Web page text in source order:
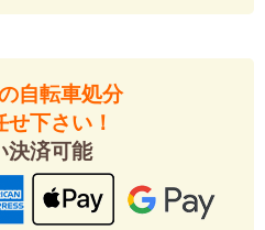
自転車処分
下さい！
決済可能